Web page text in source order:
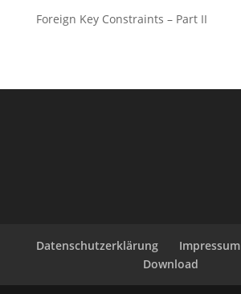
Foreign Key Constraints – Part II
Datenschutzerklärung Impressum
Download